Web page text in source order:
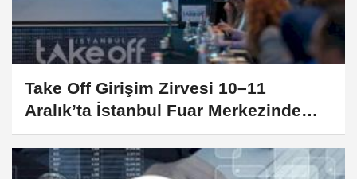
Take Off Girişim Zirvesi 10–11
Aralık’ta İstanbul Fuar Merkezinde
Başlıyor